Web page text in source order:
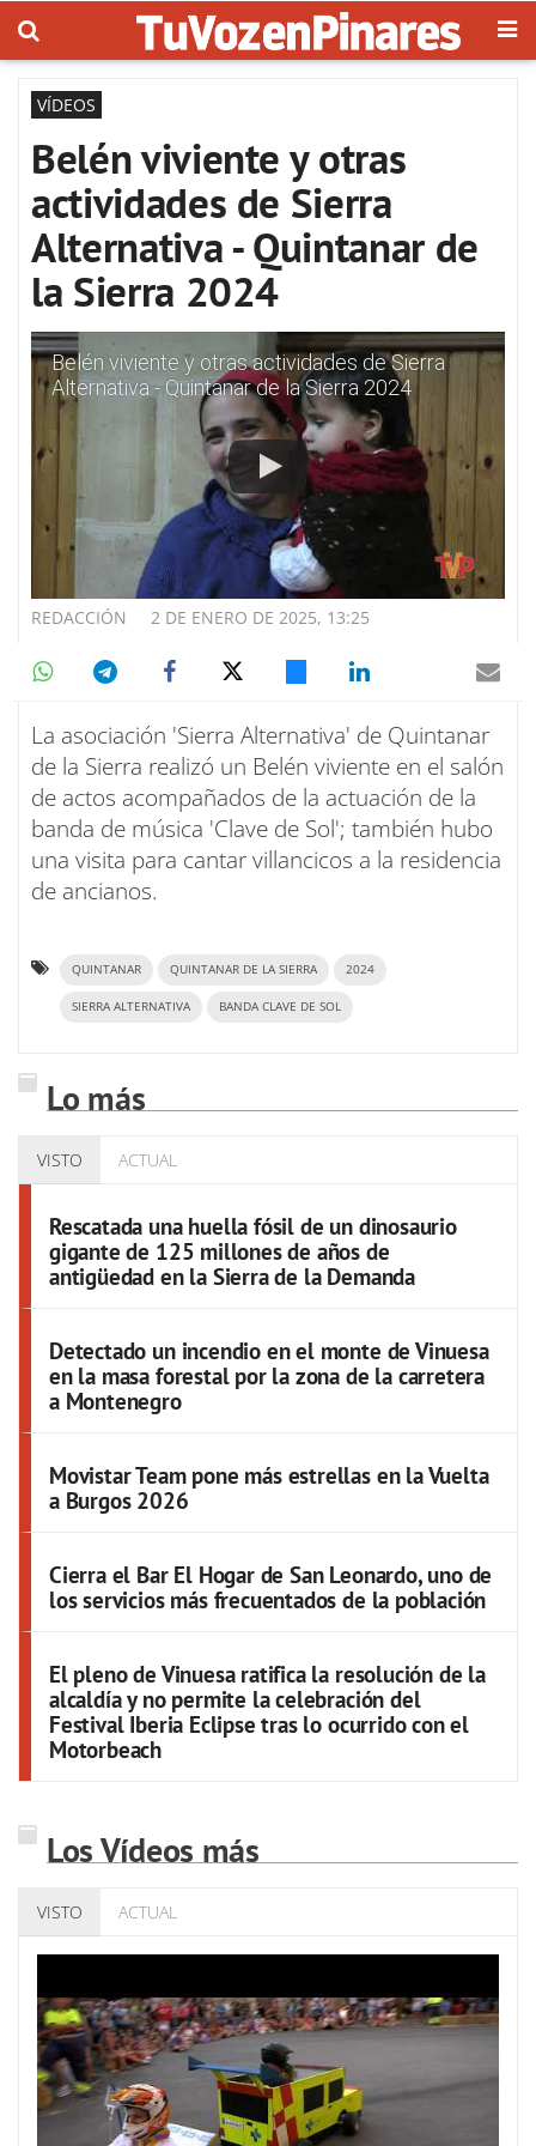
VÍDEOS
Belén viviente y otras
actividades de Sierra
Alternativa - Quintanar de
la Sierra 2024
Belén viviente y otras actividades de Sierra
Alternativa - Quintanar de la Sierra 2024
2 DE ENERO DE 2025, 13:25
REDACCIÓN
La asociación 'Sierra Alternativa' de Quintanar
de la Sierra realizó un Belén viviente en el salón
de actos acompañados de la actuación de la
banda de música 'Clave de Sol'; también hubo
una visita para cantar villancicos a la residencia
de ancianos.
QUINTANAR QUINTANAR DE LA SIERRA 2024
SIERRA ALTERNATIVA BANDA CLAVE DE SOL
Lo más
VISTO ACTUAL
Rescatada una huella fósil de un dinosaurio
gigante de 125 millones de años de
antigüedad en la Sierra de la Demanda
Detectado un incendio en el monte de Vinuesa
en la masa forestal por la zona de la carretera
a Montenegro
Movistar Team pone más estrellas en la Vuelta
a Burgos 2026
Cierra el Bar El Hogar de San Leonardo, uno de
los servicios más frecuentados de la población
El pleno de Vinuesa ratifica la resolución de la
alcaldía y no permite la celebración del
Festival Iberia Eclipse tras lo ocurrido con el
Motorbeach
Los Vídeos más
VISTO ACTUAL